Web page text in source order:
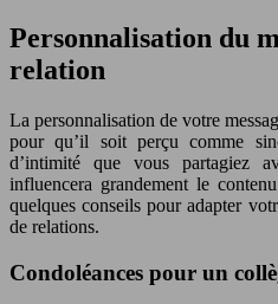
Personnalisation du
relation
La personnalisation de votre
pour qu’il soit perçu comme
d’intimité que vous partagiez
influencera grandement le
quelques conseils pour adapter
de relations.
Condoléances pour un